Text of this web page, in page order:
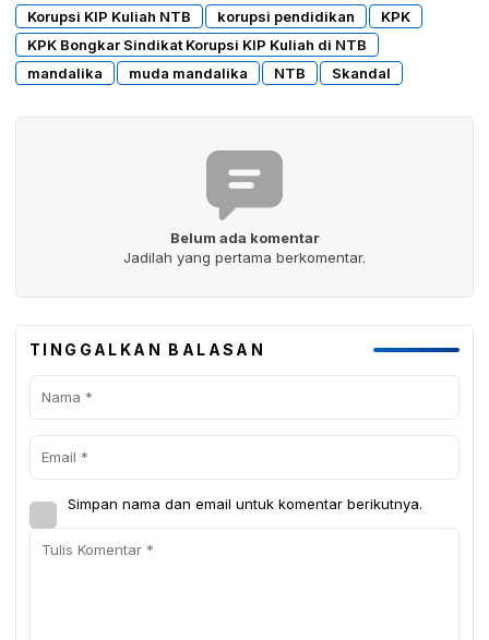
Korupsi KIP Kuliah NTB korupsi pendidikan
KPK
KPK Bongkar Sindikat Korupsi KIP Kuliah di NTB
mandalika
muda mandalika NTB Skandal
Belum ada komentar
Jadilah yang pertama berkomentar.
TINGGALKAN BALASAN
Simpan nama dan email untuk komentar berikutnya.